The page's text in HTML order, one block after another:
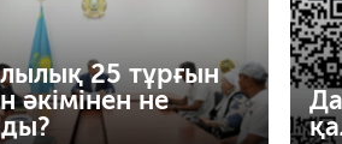
25 тұрғын
әкімінен не